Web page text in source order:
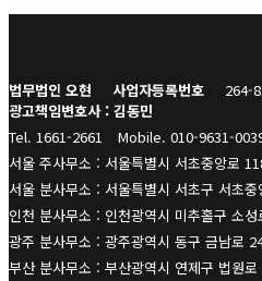
법무법인 오현 사업자등록번호 264-
광고책임변호사 : 김동민
Tel. 1661-2661
Mobile. 010-9631-
서울 주사무소 : 서울특별시 서초중앙로
서울 분사무소 : 서울특별시 서초구 서초
인천 분사무소 : 인천광역시 미추홀구 소
광주 분사무소 : 광주광역시 동구 금남로
부산 분사무소 : 부산광역시 연제구 법원